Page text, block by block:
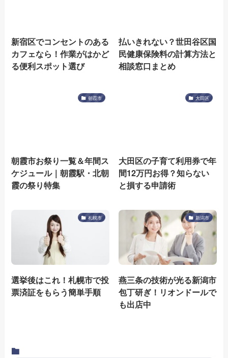
新宿区でコンセントのある
カフェなら！作業がはかど
る便利スポット選び
払いきれない？世田谷区国
民健康保険料の計算方法と
相談窓口まとめ
朝霞市
朝霞市お祭り一覧＆年間ス
ケジュール｜朝霞駅・北朝
霞の祭り特集
大田区
大田区の子育て利用券で年
間12万円お得？知らない
と損する申請術
札幌市
選挙後はこれ！札幌市で投
票済証をもらう簡単手順
新潟市
燕三条の技術が光る新潟市
包丁研ぎ！リオンドールで
も出店中